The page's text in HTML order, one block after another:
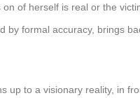
of herself is real or the
by formal accuracy, brings
up to a visionary reality, in